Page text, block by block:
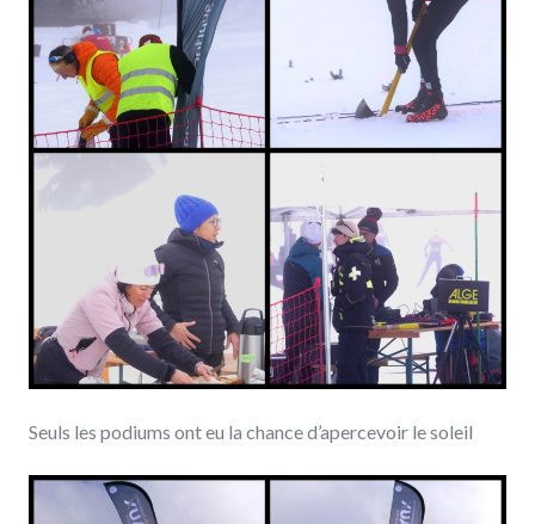
Seuls les podiums ont eu la chance d’apercevoir le soleil